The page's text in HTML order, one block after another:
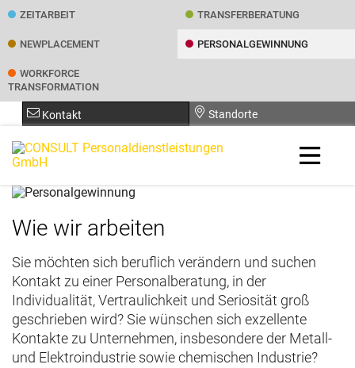
ZEITARBEIT TRANSFER­BERATUNG
NEWPLACEMENT PERSONAL­GEWINNUNG
WORKFORCE
TRANSFORMATION
Kontakt Standorte
Wie wir arbeiten
Sie möchten sich beruflich verändern und suchen
Kontakt zu einer Personalberatung, in der
Individualität, Vertraulichkeit und Seriosität groß
geschrieben wird? Sie wünschen sich exzellente
Kontakte zu Unternehmen, insbesondere der Metall-
und Elektroindustrie sowie chemischen Industrie?